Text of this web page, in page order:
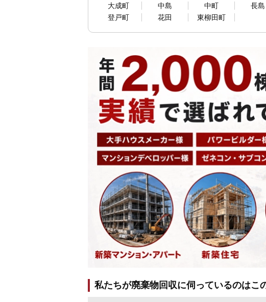
大成町
中島 中町 長島
登戸町
花田 東柳田町
私たちが廃棄物回収に伺っているのはこ